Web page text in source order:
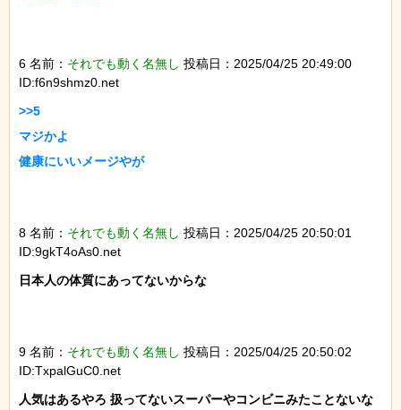
6 名前： それでも動く名無し 投稿日：2025/04/25 20:49:00
ID:f6n9shmz0.net
>>5
マジかよ
健康にいいメージやが
8 名前： それでも動く名無し 投稿日：2025/04/25 20:50:01
ID:9gkT4oAs0.net
日本人の体質にあってないからな
9 名前： それでも動く名無し 投稿日：2025/04/25 20:50:02
ID:TxpalGuC0.net
人気はあるやろ 扱ってないスーパーやコンビニみたことないな